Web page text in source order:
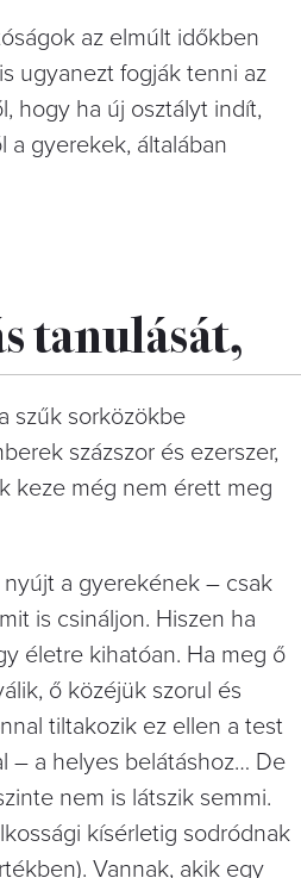
az elmúlt időkben
ugyanezt fogják tenni az
hogy ha új osztályt indít,
a gyerekek, általában
tanulását,
szűk sorközökbe
százszor és ezerszer,
keze még nem érett meg
a gyerekének – csak
is csináljon. Hiszen ha
életre kihatóan. Ha meg ő
ő közéjük szorul és
tiltakozik ez ellen a test
– a helyes belátáshoz… De
nem is látszik semmi.
kísérletig sodródnak
Vannak, akik egy